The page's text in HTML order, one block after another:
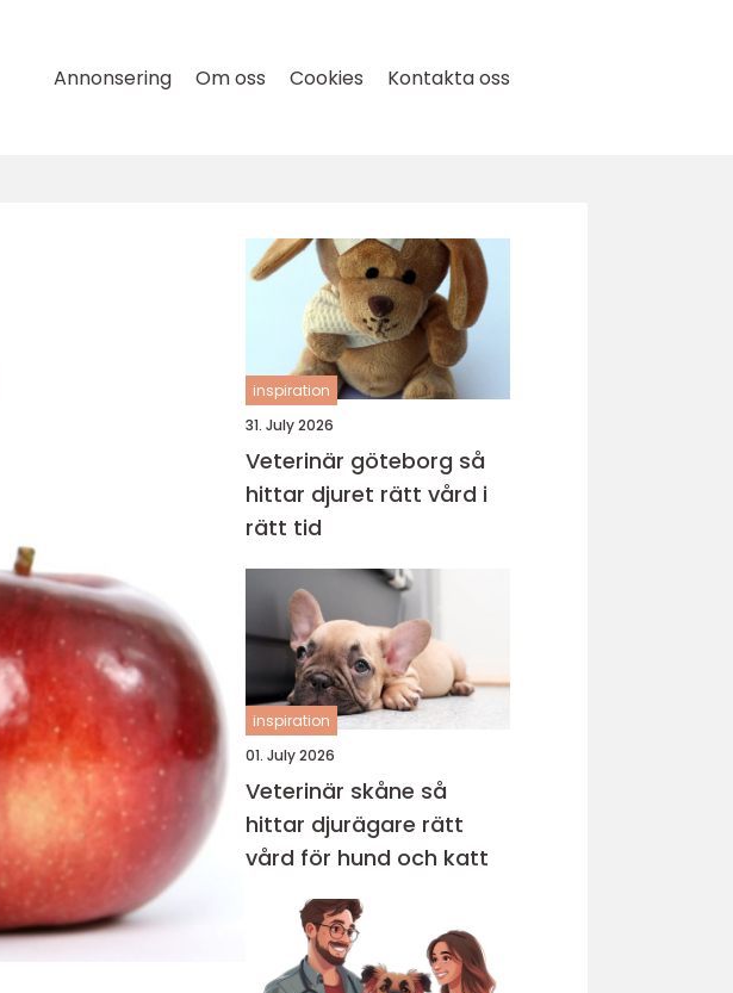
Annonsering Om oss Cookies Kontakta oss
inspiration
31. July 2026
Veterinär göteborg så
hittar djuret rätt vård i
rätt tid
inspiration
01. July 2026
Veterinär skåne så
hittar djurägare rätt
vård för hund och katt